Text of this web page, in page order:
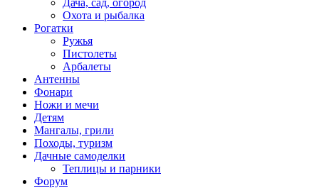
Дача, сад, огород
Охота и рыбалка
Рогатки
Ружья
Пистолеты
Арбалеты
Антенны
Фонари
Ножи и мечи
Детям
Мангалы, грили
Походы, туризм
Дачные самоделки
Теплицы и парники
Форум